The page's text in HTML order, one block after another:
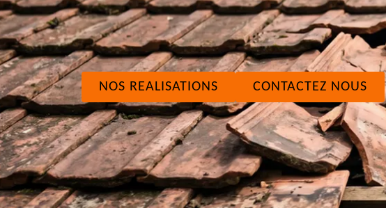
NOS REALISATIONS CONTACTEZ NOUS